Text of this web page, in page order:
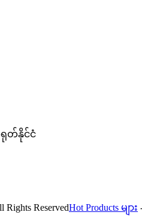
တရုတ်နိုင်ငံ
ReservedHot Products များ